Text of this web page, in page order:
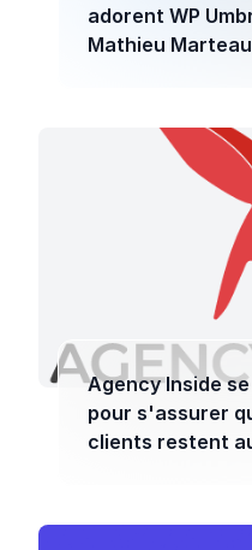
adorent WP
Mathieu Marteau
Agency Inside
pour s'assurer
clients restent